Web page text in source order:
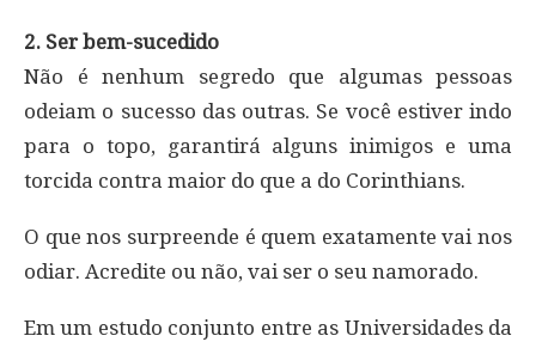
2. Ser bem-sucedido
Não é nenhum segredo que algumas pessoas
odeiam o sucesso das outras. Se você estiver indo
para o topo, garantirá alguns inimigos e uma
torcida contra maior do que a do Corinthians.
O que nos surpreende é quem exatamente vai nos
odiar. Acredite ou não, vai ser o seu namorado.
Em um estudo conjunto entre as Universidades da